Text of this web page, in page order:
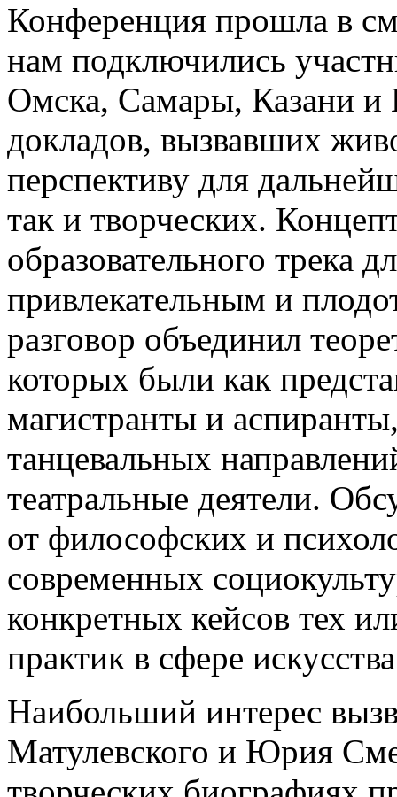
Конференция прошла в
нам подключились
Омска, Самары, Казани и
докладов, вызвавших
перспективу для
так и творческих.
образовательного трека
привлекательным и
разговор объединил
которых были как
магистранты и
танцевальных
театральные деятели.
от философских и
современных
конкретных кейсов тех
практик в сфере
Наибольший интерес
Матулевского и Юрия